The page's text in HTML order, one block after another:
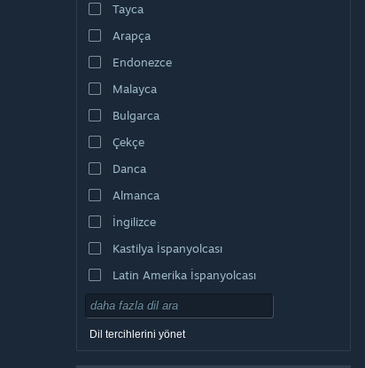
Tayca
Arapça
Endonezce
Malayca
Bulgarca
Çekçe
Danca
Almanca
İngilizce
Kastilya İspanyolcası
Latin Amerika İspanyolcası
Dil tercihlerini yönet